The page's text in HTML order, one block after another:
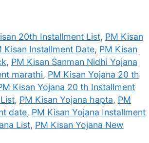
20th Installment List, PM Kisan
Kisan Installment Date, PM Kisan
, PM Kisan Sanman Nidhi Yojana
marathi, PM Kisan Yojana 20 th
Kisan Yojana 20 th Installment
, PM Kisan Yojana hapta, PM
date, PM Kisan Yojana Installment
List, PM Kisan Yojana New